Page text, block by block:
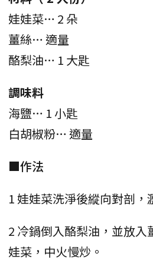
娃娃菜… 2 朵
薑絲… 適量
酪梨油… 1 大匙
調味料
海鹽… 1 小匙
白胡椒粉… 適量
■作法
1 娃娃菜洗淨後縱向對剖，
2 冷鍋倒入酪梨油，並放
娃菜，中火慢炒。